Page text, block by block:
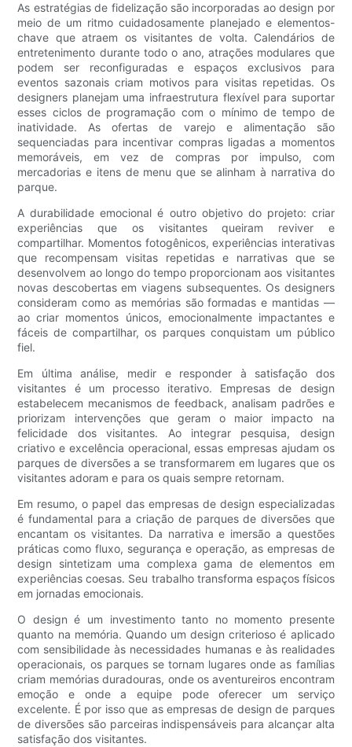
As estratégias de fidelização são incorporadas ao design por
meio de um ritmo cuidadosamente planejado e elementos-
chave que atraem os visitantes de volta. Calendários de
entretenimento durante todo o ano, atrações modulares que
podem ser reconfiguradas e espaços exclusivos para
eventos sazonais criam motivos para visitas repetidas. Os
designers planejam uma infraestrutura flexível para suportar
esses ciclos de programação com o mínimo de tempo de
inatividade. As ofertas de varejo e alimentação são
sequenciadas para incentivar compras ligadas a momentos
memoráveis, em vez de compras por impulso, com
mercadorias e itens de menu que se alinham à narrativa do
parque.
A durabilidade emocional é outro objetivo do projeto: criar
experiências que os visitantes queiram reviver e
compartilhar. Momentos fotogênicos, experiências interativas
que recompensam visitas repetidas e narrativas que se
desenvolvem ao longo do tempo proporcionam aos visitantes
novas descobertas em viagens subsequentes. Os designers
consideram como as memórias são formadas e mantidas —
ao criar momentos únicos, emocionalmente impactantes e
fáceis de compartilhar, os parques conquistam um público
fiel.
Em última análise, medir e responder à satisfação dos
visitantes é um processo iterativo. Empresas de design
estabelecem mecanismos de feedback, analisam padrões e
priorizam intervenções que geram o maior impacto na
felicidade dos visitantes. Ao integrar pesquisa, design
criativo e excelência operacional, essas empresas ajudam os
parques de diversões a se transformarem em lugares que os
visitantes adoram e para os quais sempre retornam.
Em resumo, o papel das empresas de design especializadas
é fundamental para a criação de parques de diversões que
encantam os visitantes. Da narrativa e imersão a questões
práticas como fluxo, segurança e operação, as empresas de
design sintetizam uma complexa gama de elementos em
experiências coesas. Seu trabalho transforma espaços físicos
em jornadas emocionais.
O design é um investimento tanto no momento presente
quanto na memória. Quando um design criterioso é aplicado
com sensibilidade às necessidades humanas e às realidades
operacionais, os parques se tornam lugares onde as famílias
criam memórias duradouras, onde os aventureiros encontram
emoção e onde a equipe pode oferecer um serviço
excelente. É por isso que as empresas de design de parques
de diversões são parceiras indispensáveis ​​para alcançar alta
satisfação dos visitantes.